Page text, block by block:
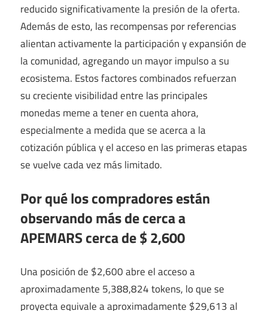
reducido significativamente la presión de la oferta.
Además de esto, las recompensas por referencias
alientan activamente la participación y expansión de
la comunidad, agregando un mayor impulso a su
ecosistema. Estos factores combinados refuerzan
su creciente visibilidad entre las principales
monedas meme a tener en cuenta ahora,
especialmente a medida que se acerca a la
cotización pública y el acceso en las primeras etapas
se vuelve cada vez más limitado.
Por qué los compradores están
observando más de cerca a
APEMARS cerca de $ 2,600
Una posición de $2,600 abre el acceso a
aproximadamente 5,388,824 tokens, lo que se
proyecta equivale a aproximadamente $29,613 al